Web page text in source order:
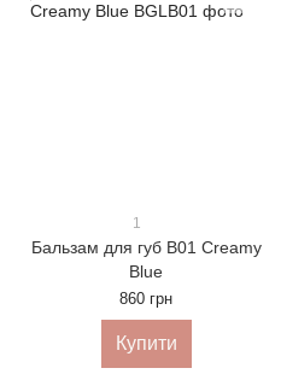
1
Бальзам для губ B01 Creamy
Blue
860 грн
Купити